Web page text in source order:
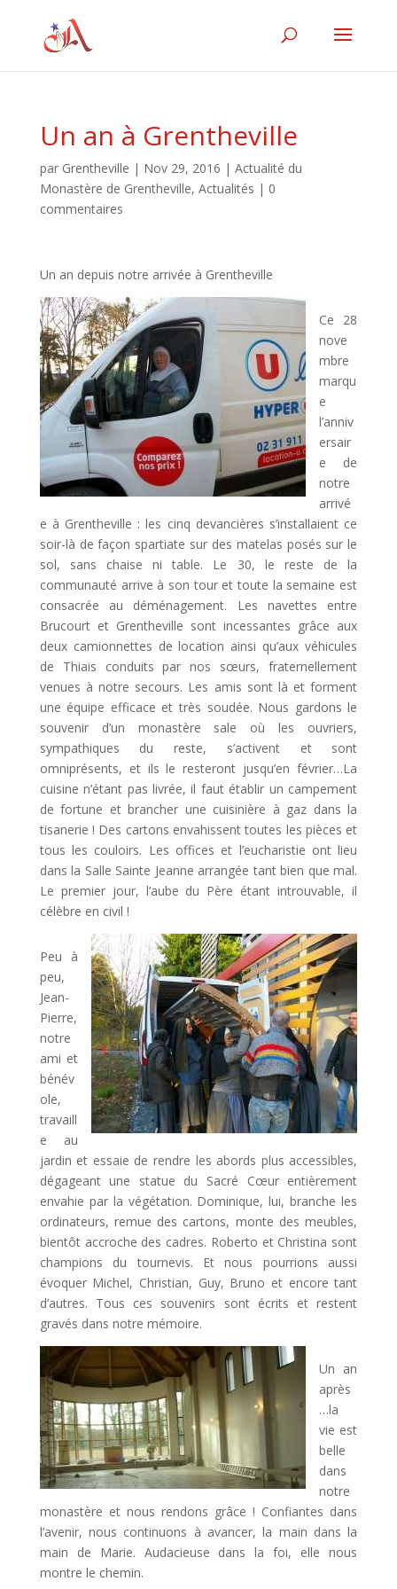
Un an à Grentheville
par Grentheville | Nov 29, 2016 | Actualité du
Monastère de Grentheville, Actualités | 0
commentaires
Un an depuis notre arrivée à Grentheville
Ce 28
nove
mbre
marqu
e
l’anniv
ersair
e de
notre
arrivé
e à Grentheville : les cinq devancières s’installaient ce
soir-là de façon spartiate sur des matelas posés sur le
sol, sans chaise ni table. Le 30, le reste de la
communauté arrive à son tour et toute la semaine est
consacrée au déménagement. Les navettes entre
Brucourt et Grentheville sont incessantes grâce aux
deux camionnettes de location ainsi qu’aux véhicules
de Thiais conduits par nos sœurs, fraternellement
venues à notre secours. Les amis sont là et forment
une équipe efficace et très soudée. Nous gardons le
souvenir d’un monastère sale où les ouvriers,
sympathiques du reste, s’activent et sont
omniprésents, et ils le resteront jusqu’en février…La
cuisine n’étant pas livrée, il faut établir un campement
de fortune et brancher une cuisinière à gaz dans la
tisanerie ! Des cartons envahissent toutes les pièces et
tous les couloirs. Les offices et l’eucharistie ont lieu
dans la Salle Sainte Jeanne arrangée tant bien que mal.
Le premier jour, l’aube du Père étant introuvable, il
célèbre en civil !
Peu à
peu,
Jean-
Pierre,
notre
ami et
bénév
ole,
travaill
e au
jardin et essaie de rendre les abords plus accessibles,
dégageant une statue du Sacré Cœur entièrement
envahie par la végétation. Dominique, lui, branche les
ordinateurs, remue des cartons, monte des meubles,
bientôt accroche des cadres. Roberto et Christina sont
champions du tournevis. Et nous pourrions aussi
évoquer Michel, Christian, Guy, Bruno et encore tant
d’autres. Tous ces souvenirs sont écrits et restent
gravés dans notre mémoire.
Un an
après
…la
vie est
belle
dans
notre
monastère et nous rendons grâce ! Confiantes dans
l’avenir, nous continuons à avancer, la main dans la
main de Marie. Audacieuse dans la foi, elle nous
montre le chemin.